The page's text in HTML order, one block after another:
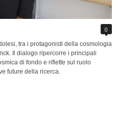
0
tra i protagonisti della cosmologia
Il dialogo ripercorre i principali
di fondo e riflette sul ruolo
future della ricerca.